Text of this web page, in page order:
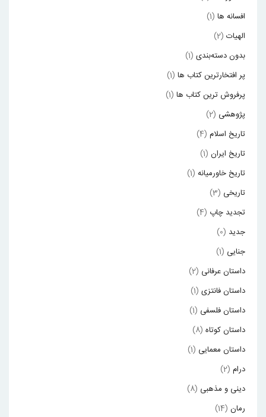
افسانه ها (1)
الهیات (2)
بدون دسته‌بندی (1)
پر افتخارترین کتاب ها (1)
پرفروش ترین کتاب ها (1)
پژوهشی (2)
تاریخ اسلام (4)
تاریخ ایران (1)
تاریخ خاورمیانه (1)
تاریخی (3)
تجدید چاپ (4)
جدید (0)
جنایی (1)
داستان عرفانی (2)
داستان فانتزی (1)
داستان فلسفی (1)
داستان کوتاه (8)
داستان معمایی (1)
درام (2)
دینی و مذهبی (8)
رمان (14)